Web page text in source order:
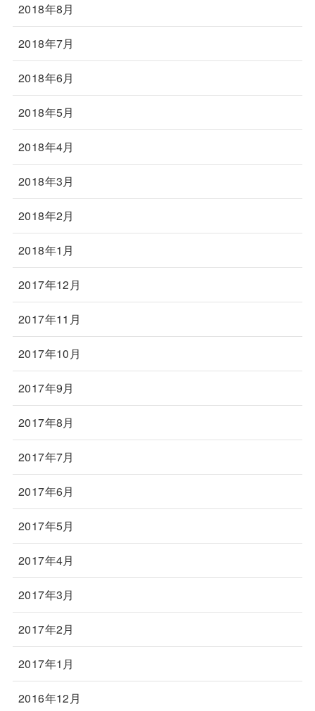
2018年8月
2018年7月
2018年6月
2018年5月
2018年4月
2018年3月
2018年2月
2018年1月
2017年12月
2017年11月
2017年10月
2017年9月
2017年8月
2017年7月
2017年6月
2017年5月
2017年4月
2017年3月
2017年2月
2017年1月
2016年12月